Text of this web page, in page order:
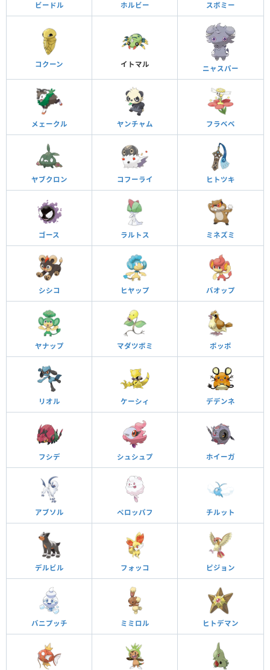
ビードル ホルビー スボミー
コクーン イトマル ニャスパー
メェークル ヤンチャム フラベベ
ヤブクロン コフーライ ヒトツキ
ゴース ラルトス ミネズミ
シシコ ヒヤップ バオップ
ヤナップ マダツボミ ポッポ
リオル ケーシィ デデンネ
フシデ シュシュプ ホイーガ
アブソル ペロッパフ チルット
デルビル フォッコ ピジョン
バニプッチ ミミロル ヒトデマン